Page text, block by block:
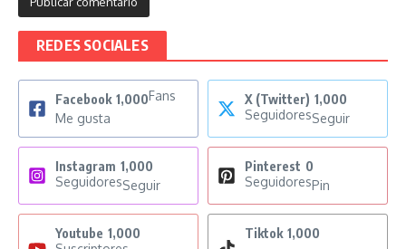
REDES SOCIALES
Facebook 1,000Fans
Me gusta
X (Twitter) 1,000
SeguidoresSeguir
Instagram 1,000
SeguidoresSeguir
Pinterest 0
SeguidoresPin
Youtube 1,000
Tiktok 1,000